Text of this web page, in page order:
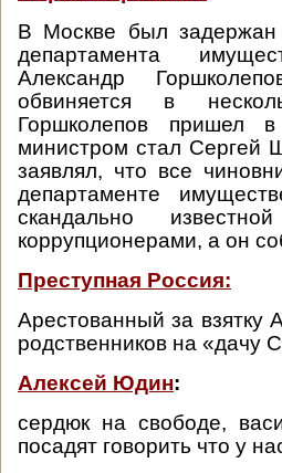
В Москве был задержан
департамента
Александр
обвиняется в
Горшколепов пришел
министром стал Сергей
заявлял, что все
департаменте
скандально
коррупционерами, а он
Преступная Россия:
Арестованный за взятку
родственников на «дачу
Алексей Юдин:
сердюк на свободе,
посадят говорить что у